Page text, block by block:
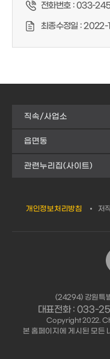
전화번호 :033-
최종수정일 :2022-
직속/사업소
읍면동
관련누리집(사이트)
개인정보처리방침 저
(24294) 강원특
대표전화 : 033-
Copyright 2022.
본 홈페이지에 게시된 모든